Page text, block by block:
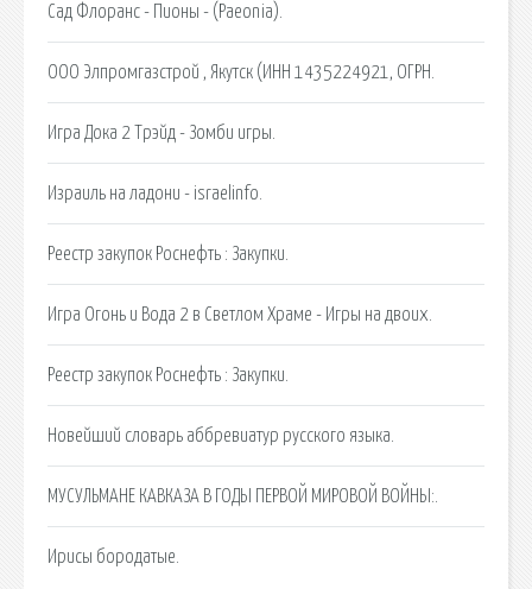
Сад Флоранс - Пионы - (Paeonia).
ООО Элпромгазстрой , Якутск (ИНН 1435224921, ОГРН.
Игра Дока 2 Трэйд - Зомби игры.
Израиль на ладони - israelinfo.
Реестр закупок Роснефть : Закупки.
Игра Огонь и Вода 2 в Светлом Храме - Игры на двоих.
Реестр закупок Роснефть : Закупки.
Новейший словарь аббревиатур русского языка.
МУСУЛЬМАНЕ КАВКАЗА В ГОДЫ ПЕРВОЙ МИРОВОЙ ВОЙНЫ:.
Ирисы бородатые.